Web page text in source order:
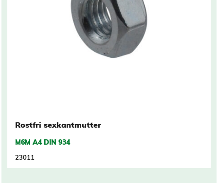
Rostfri sexkantmutter
M6M A4 DIN 934
23011